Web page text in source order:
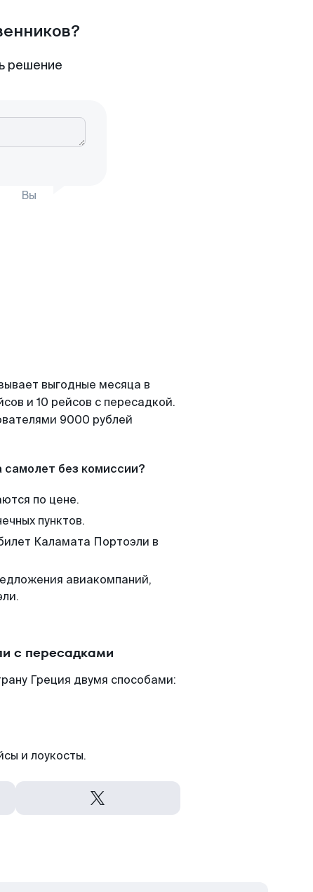
решение
Вы
выгодные месяца в
и 10 рейсов с пересадкой.
9000 рублей
самолет без комиссии?
по цене.
пунктов.
Каламата Портоэли в
авиакомпаний,
с пересадками
Греция двумя способами:
и лоукосты.